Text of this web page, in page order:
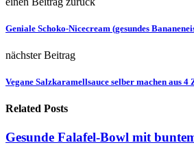
Geniale Schoko-Nicecream (gesundes
nächster Beitrag
Vegane Salzkaramellsauce selber machen aus 4
Related Posts
Gesunde Falafel-Bowl mit